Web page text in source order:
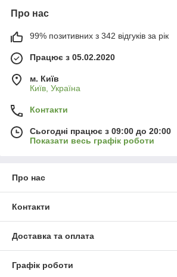
Про нас
99% позитивних з 342 відгуків за рік
Працює з 05.02.2020
м. Київ
Київ, Україна
Контакти
Сьогодні працює з 09:00 до 20:00
Показати весь графік роботи
Про нас
Контакти
Доставка та оплата
Графік роботи